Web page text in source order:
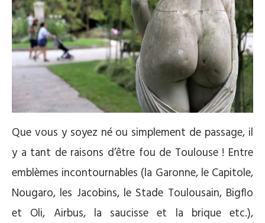
Que vous y soyez né ou simplement de passage, il
y a tant de raisons d’être fou de Toulouse ! Entre
emblèmes incontournables (la Garonne, le Capitole,
Nougaro, les Jacobins, le Stade Toulousain, Bigflo
et Oli, Airbus, la saucisse et la brique etc.),